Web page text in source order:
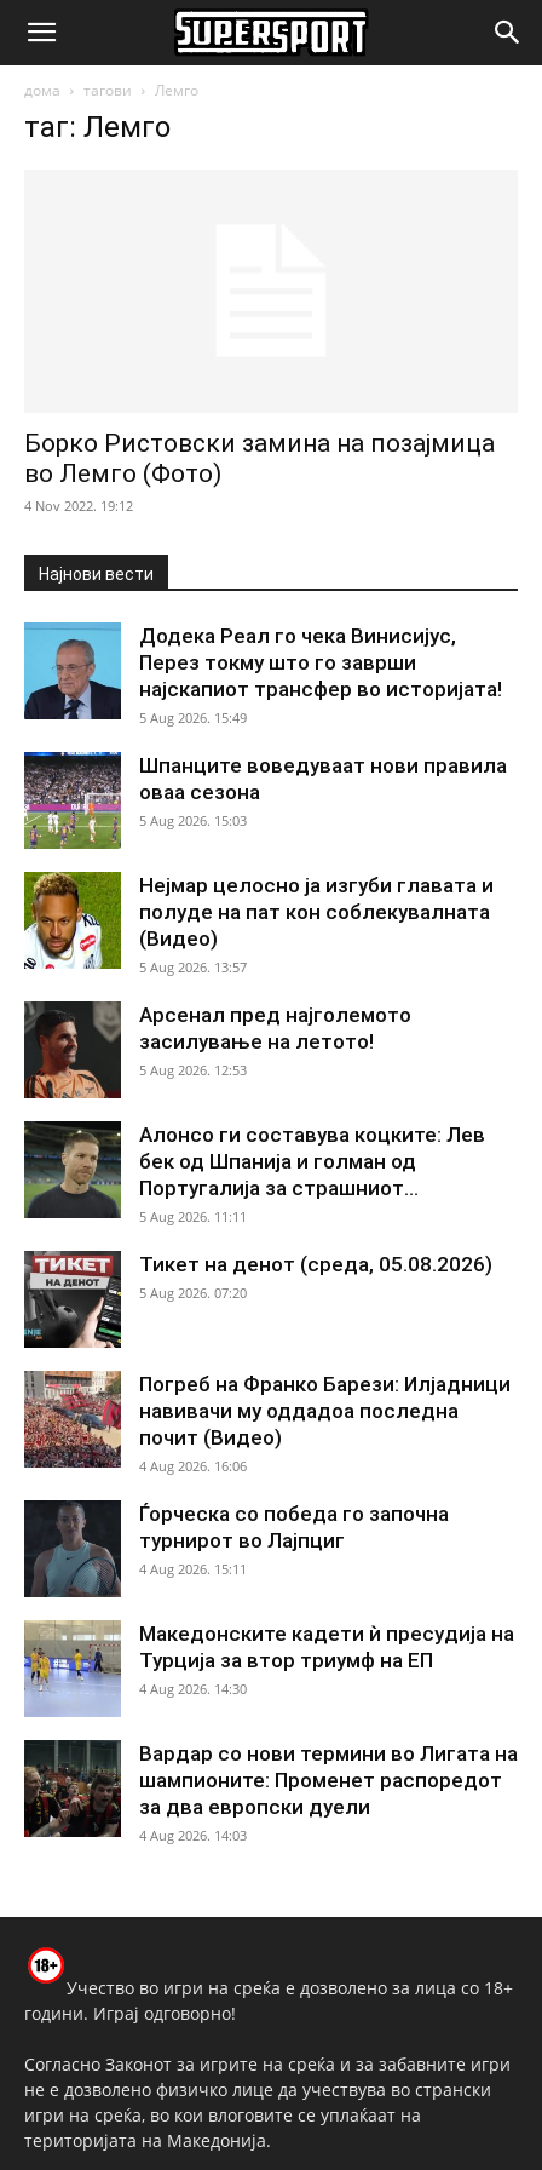
SuperSport.mk
дома тагови Лемго
таг: Лемго
Борко Ристовски замина на позајмица
во Лемго (Фото)
4 Nov 2022. 19:12
Најнови вести
Додека Реал го чека Винисијус,
Перез токму што го заврши
најскапиот трансфер во историјата!
5 Aug 2026. 15:49
Шпанците воведуваат нови правила
оваа сезона
5 Aug 2026. 15:03
Нејмар целосно ја изгуби главата и
полуде на пат кон соблекувалната
(Видео)
5 Aug 2026. 13:57
Арсенал пред најголемото
засилување на летото!
5 Aug 2026. 12:53
Алонсо ги составува коцките: Лев
бек од Шпанија и голман од
Португалија за страшниот...
5 Aug 2026. 11:11
Тикет на денот (среда, 05.08.2026)
5 Aug 2026. 07:20
Погреб на Франко Барези: Илјадници
навивачи му оддадоа последна
почит (Видео)
4 Aug 2026. 16:06
Ѓорческа со победа го започна
турнирот во Лајпциг
4 Aug 2026. 15:11
Македонските кадети ѝ пресудија на
Турција за втор триумф на ЕП
4 Aug 2026. 14:30
Вардар со нови термини во Лигата на
шампионите: Променет распоредот
за два европски дуели
4 Aug 2026. 14:03
Учество во игри на среќа е дозволено за лица со 18+
години. Играј одговорно!
Согласно Законот за игрите на среќа и за забавните игри
не е дозволено физичко лице да учествува во странски
игри на среќа, во кои влоговите се уплаќаат на
територијата на Македонија.